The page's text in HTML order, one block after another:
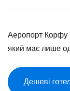
Аеропорт Корфу
який має лише
Дешеві